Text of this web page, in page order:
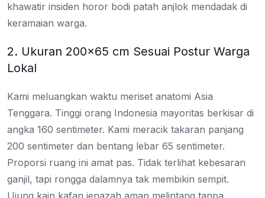
khawatir insiden horor bodi patah anjlok mendadak di
keramaian warga.
2. Ukuran 200×65 cm Sesuai Postur Warga
Lokal
Kami meluangkan waktu meriset anatomi Asia
Tenggara. Tinggi orang Indonesia mayoritas berkisar di
angka 160 sentimeter. Kami meracik takaran panjang
200 sentimeter dan bentang lebar 65 sentimeter.
Proporsi ruang ini amat pas. Tidak terlihat kebesaran
ganjil, tapi rongga dalamnya tak membikin sempit.